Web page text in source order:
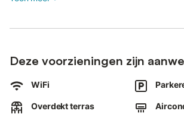
het strand van Fetovaia en het eiland
Hier genieten jullie van privacy en ultieme
Een grote supermarkt vinden jullie in het
Deze voorzieningen zijn
WiFi
Overdekt terras